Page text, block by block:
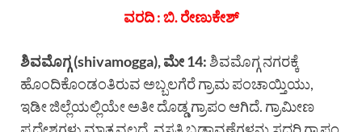
ವರದಿ : ಬಿ. ರೇಣುಕೇಶ್
ಶಿವಮೊಗ್ಗ (shivamogga), ಮೇ 14:ಶಿವಮೊಗ್ಗ ನಗರಕ್ಕೆ
ಹೊಂದಿಕೊಂಡಂತಿರುವ ಅಬ್ಬಲಗೆರೆ ಗ್ರಾಮ ಪಂಚಾಯ್ತಿಯು,
ಇಡೀ ಜಿಲ್ಲೆಯಲ್ಲಿಯೇ ಅತೀ ದೊಡ್ಡ ಗ್ರಾಪಂ ಆಗಿದೆ. ಗ್ರಾಮೀಣ